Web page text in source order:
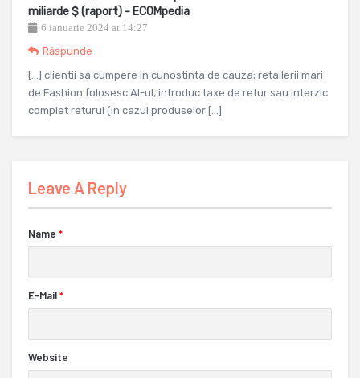
miliarde $ (raport) - ECOMpedia
6 ianuarie 2024 at 14:27
Răspunde
[…] clientii sa cumpere in cunostinta de cauza; retailerii mari
de Fashion folosesc AI-ul, introduc taxe de retur sau interzic
complet returul (in cazul produselor […]
Leave A Reply
Name *
E-Mail*
Website